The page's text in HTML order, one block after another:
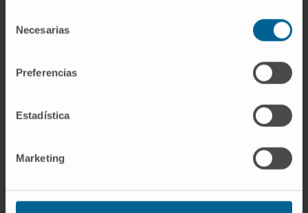
Necesarias
Preferencias
Estadística
Marketing
componente de la propiocepción, no un
percepción de fuerza, tensión muscular y
carga sobre las articulaciones, modalidades
que dependen más de los husos musculares y
de los órganos tendinosos de Golgi que de los
MedlinePlus.Dolor articular.